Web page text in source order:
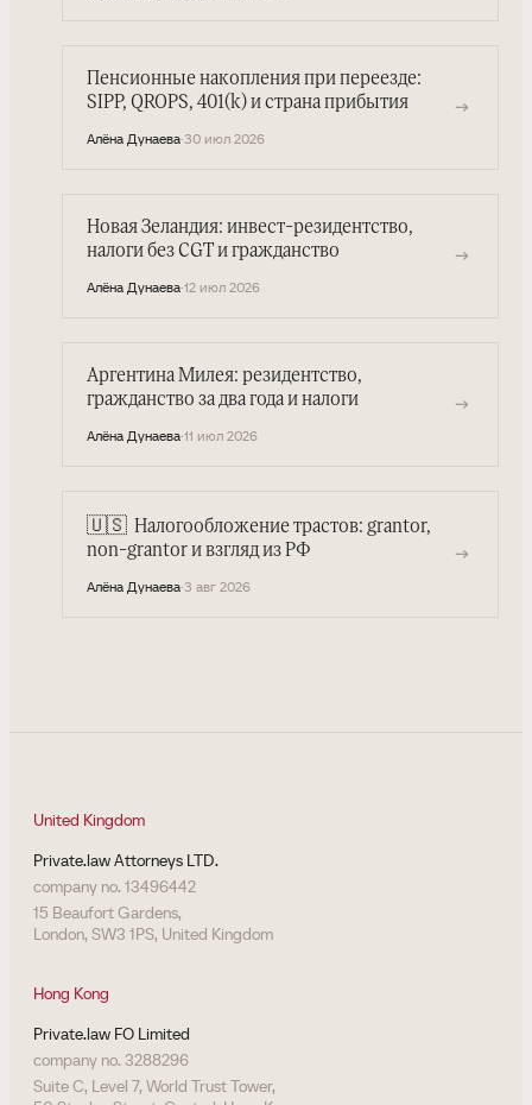
Пенсионные накопления при переезде:
SIPP, QROPS, 401(k) и страна прибытия
Алёна Дунаева·30 июл 2026
→
Новая Зеландия: инвест-резидентство,
налоги без CGT и гражданство
Алёна Дунаева·12 июл 2026
→
Аргентина Милея: резидентство,
гражданство за два года и налоги
Алёна Дунаева·11 июл 2026
→
🇺🇸 Налогообложение трастов: grantor,
non-grantor и взгляд из РФ
Алёна Дунаева·3 авг 2026
→
United Kingdom
Private.law Attorneys LTD.
company no. 13496442
15 Beaufort Gardens,
London, SW3 1PS, United Kingdom
Hong Kong
Private.law FO Limited
company no. 3288296
Suite C, Level 7, World Trust Tower,